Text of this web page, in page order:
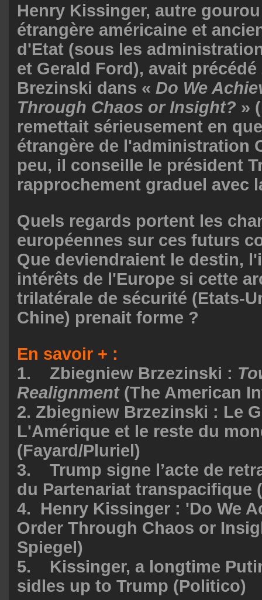
Henry Kissinger, autre
étrangère américaine et
d'Etat (sous les
et Gerald Ford), avait
Brezinski dans « Do We
Through Chaos or Insight? » (
remettait sérieusement en
étrangère de l'administration
peu, il conseille le président
rapprochement graduel avec
Quels regards portent les
européennes sur ces futurs
Que deviendraient le destin,
intérêts de l'Europe si cette
trilatérale de sécurité (Etats-
Chine) prenait forme ?
En savoir + :
1. Zbiegniew Brzezinski :
Realignment(The American
2. Zbiegniew Brzezinski : Le
L'Amérique et le reste du
(Fayard/Pluriel)
3. Trump signe l’acte de
du Partenariat transpacifique (
4. Henry Kissinger : 'Do We
Order Through Chaos or
Spiegel)
5. Kissinger, a longtime
sidles up to Trump (Politico)